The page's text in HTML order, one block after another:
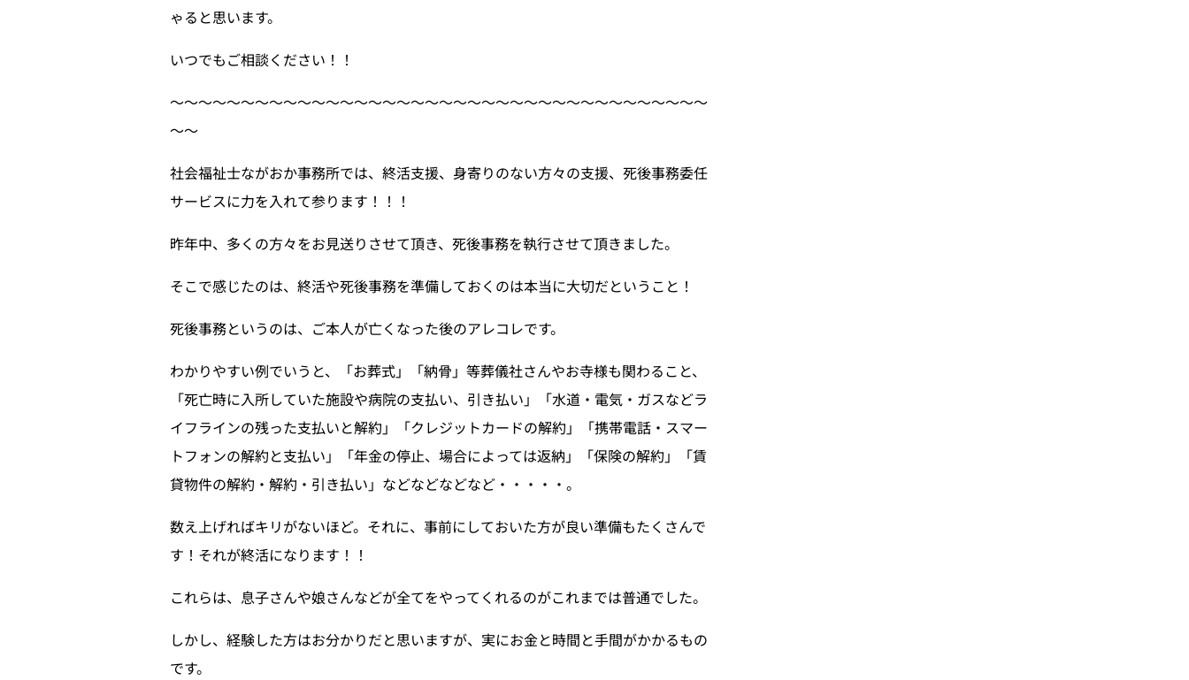
ゃると思います。
いつでもご相談ください！！
〜〜〜〜〜〜〜〜〜〜〜〜〜〜〜〜〜〜〜〜〜〜〜〜〜〜〜〜〜〜〜〜〜〜〜〜〜〜
〜〜
社会福祉士ながおか事務所では、終活支援、身寄りのない方々の支援、死後事務委任
サービスに力を入れて参ります！！！
昨年中、多くの方々をお見送りさせて頂き、死後事務を執行させて頂きました。
そこで感じたのは、終活や死後事務を準備しておくのは本当に大切だということ！
死後事務というのは、ご本人が亡くなった後のアレコレです。
わかりやすい例でいうと、「お葬式」「納骨」等葬儀社さんやお寺様も関わること、
「死亡時に入所していた施設や病院の支払い、引き払い」「水道・電気・ガスなどラ
イフラインの残った支払いと解約」「クレジットカードの解約」「携帯電話・スマー
トフォンの解約と支払い」「年金の停止、場合によっては返納」「保険の解約」「賃
貸物件の解約・解約・引き払い」などなどなどなど・・・・・。
数え上げればキリがないほど。それに、事前にしておいた方が良い準備もたくさんで
す！それが終活になります！！
これらは、息子さんや娘さんなどが全てをやってくれるのがこれまでは普通でした。
しかし、経験した方はお分かりだと思いますが、実にお金と時間と手間がかかるもの
です。